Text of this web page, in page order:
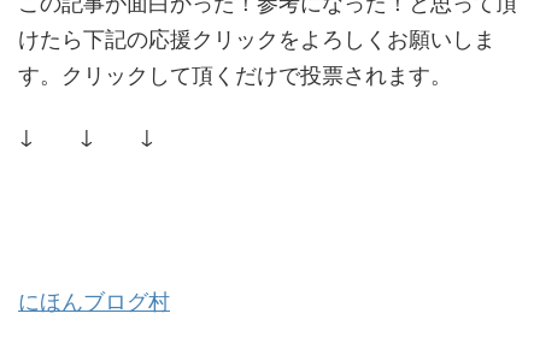
けたら下記の応援クリックをよろしくお願いしま
す。クリックして頂くだけで投票されます。
↓ ↓ ↓
にほんブログ村